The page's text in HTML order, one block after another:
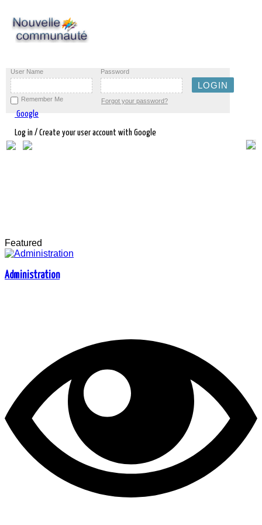
User Name Password
Remember Me Forgot your password?
Google
Log in / Create your user account with Google
Featured
Administration